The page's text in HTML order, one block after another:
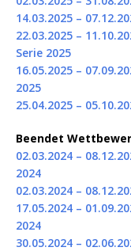
14.03.2025 –
22.03.2025 –
Serie 2025
16.05.2025 –
2025
25.04.2025 –
Beendet
02.03.2024 –
2024
02.03.2024 –
17.05.2024 –
2024
30.05.2024 –